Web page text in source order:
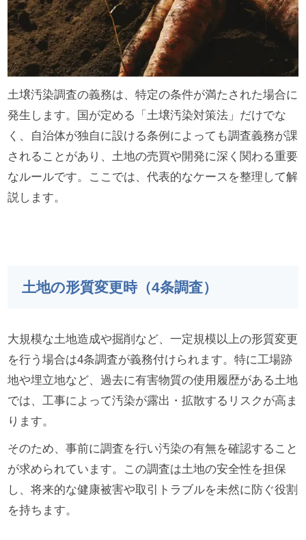
土壌汚染調査の義務は、特定の条件が満たされた場合に
発生します。国が定める「土壌汚染対策法」だけでな
く、自治体が独自に設ける条例によっても調査義務が課
されることがあり、土地の売買や開発に深く関わる重要
なルールです。ここでは、代表的なケースを整理して解
説します。
土地の形質変更時（4条調査）
大規模な土地造成や掘削など、一定規模以上の形質変更
を行う場合は4条調査が義務付けられます。特に工場跡
地や埋立地など、過去に有害物質の使用履歴がある土地
では、工事によって汚染が露出・拡散するリスクが高ま
ります。
そのため、事前に調査を行い汚染の有無を確認すること
が求められています。この調査は土地の安全性を担保
し、将来的な健康被害や取引トラブルを未然に防ぐ役割
を持ちます。